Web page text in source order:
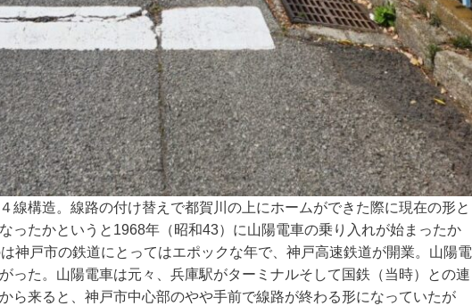
線構造。線路の付け替えで都賀川の上にホームができた際に現在の形と
ったかというと1968年（昭和43）に山陽電車の乗り入れが始まったか
神戸市の鉄道にとってはエポックな年で、神戸高速鉄道が開業。山陽電
った。山陽電車は元々、兵庫駅がターミナルそして国鉄（当時）との連
ら来ると、神戸市中心部のやや手前で線路が終わる形になっていたが